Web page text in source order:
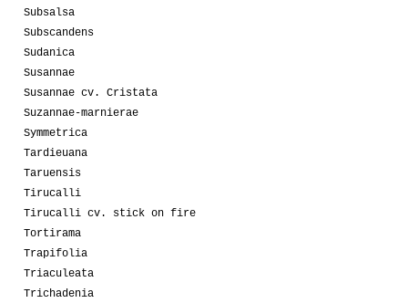
Subsalsa
Subscandens
Sudanica
Susannae
Susannae cv. Cristata
Suzannae-marnierae
Symmetrica
Tardieuana
Taruensis
Tirucalli
Tirucalli cv. stick on fire
Tortirama
Trapifolia
Triaculeata
Trichadenia